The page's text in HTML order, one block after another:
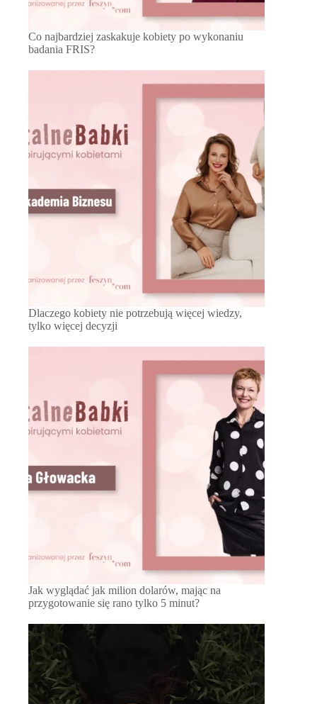
Co najbardziej zaskakuje kobiety po wykonaniu
badania FRIS?
Dlaczego kobiety nie potrzebują więcej wiedzy,
tylko więcej decyzji
Jak wyglądać jak milion dolarów, mając na
przygotowanie się rano tylko 5 minut?